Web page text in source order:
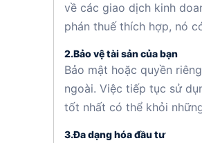
về các giao dịch kinh
phán thuế thích hợp, nó
2.Bảo vệ tài sản của bạn
Bảo mật hoặc quyền
ngoài. Việc tiếp tục sử
tốt nhất có thể khỏi
3.Đa dạng hóa đầu tư